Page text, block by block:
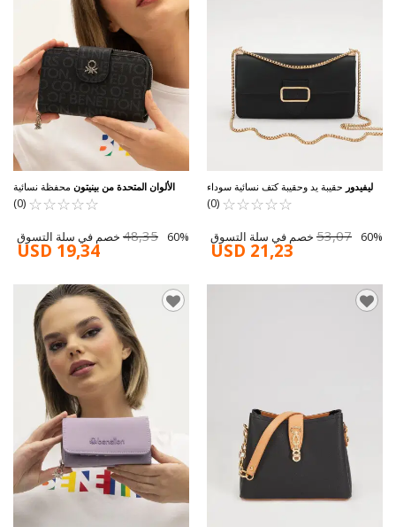
الألوان المتحدة من بينيتون محفظة نسائية
سوداء BNT-1301 ☆
☆
☆
☆
☆ ★
★
★
★
★
(0)
48,35 60% خصم في سلة التسوق
USD 19,34
ليفيدور حقيبة يد وحقيبة كتف نسائية سوداء
930191
☆
☆
☆
☆
☆ ★
★
★
★
★
(0)
53,07 60% خصم في سلة التسوق
USD 21,23